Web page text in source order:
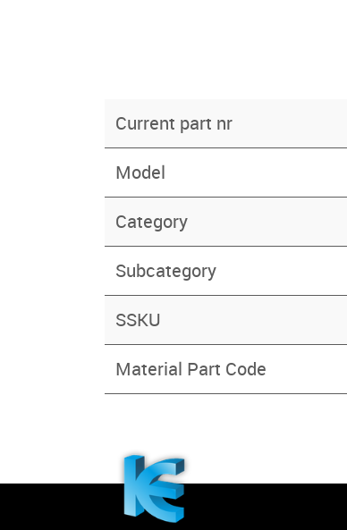
Current part nr
Model
Category
Subcategory
SSKU
Material Part Code